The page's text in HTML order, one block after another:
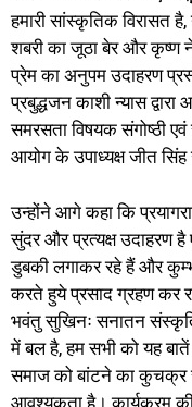
हमारी सांस्कृतिक विरासत
शबरी का जूठा बेर और कृष्ण
प्रेम का अनुपम उदाहरण
प्रबुद्धजन काशी न्यास
समरसता विषयक संगोष्ठी
आयोग के उपाध्यक्ष जीत
उन्होंने आगे कहा कि
सुंदर और प्रत्यक्ष उदाहरण
डुबकी लगाकर रहे हैं और
करते हुये प्रसाद ग्रहण कर
भवंतु सुखिनः सनातन
में बल है, हम सभी को यह बातें
समाज को बांटने का कुचक्र
आवश्यकता है। कार्यक्रम की